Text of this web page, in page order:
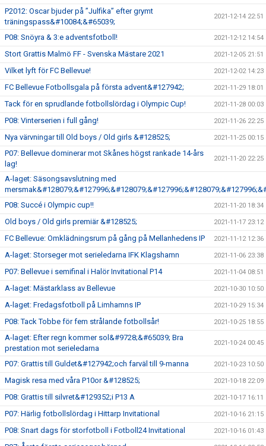
P2012: Oscar bjuder på ”Julfika” efter grymt
träningspass&#10084;&#65039;
2021-12-14 22:51
P08: Snöyra & 3:e adventsfotboll! 2021-12-12 14:54
Stort Grattis Malmö FF - Svenska Mästare 2021 2021-12-05 21:51
Vilket lyft för FC Bellevue! 2021-12-02 14:23
FC Bellevue Fotbollsgala på första advent&#127942; 2021-11-29 18:01
Tack för en sprudlande fotbollslördag i Olympic Cup! 2021-11-28 00:03
P08: Vinterserien i full gång! 2021-11-26 22:25
Nya värvningar till Old boys / Old girls &#128525; 2021-11-25 00:15
P07: Bellevue dominerar mot Skånes högst rankade 14-års
lag!
2021-11-20 22:25
A-laget: Säsongsavslutning med
P08: Succé i Olympic cup!!
2021-11-20 18:34
Old boys / Old girls premiär &#128525; 2021-11-17 23:12
FC Bellevue: Omklädningsrum på gång på Mellanhedens IP 2021-11-12 12:36
A-laget: Storseger mot serieledarna IFK Klagshamn 2021-11-06 23:38
P07: Bellevue i semifinal i Halör Invitational P14 2021-11-04 08:51
A-laget: Mästarklass av Bellevue 2021-10-30 10:50
A-laget: Fredagsfotboll på Limhamns IP 2021-10-29 15:34
P08: Tack Tobbe för fem strålande fotbollsår! 2021-10-25 18:55
A-laget: Efter regn kommer sol&#9728;&#65039; Bra
prestation mot serieledarna
2021-10-24 00:45
P07: Grattis till Guldet&#127942;och farväl till 9-manna 2021-10-23 10:50
Magisk resa med våra P10or &#128525; 2021-10-18 22:09
P08: Grattis till silvret&#129352;i P13 A 2021-10-17 16:11
P07: Härlig fotbollslördag i Hittarp Invitational 2021-10-16 21:15
P08: Snart dags för storfotboll i Fotboll24 Invitational 2021-10-16 01:43